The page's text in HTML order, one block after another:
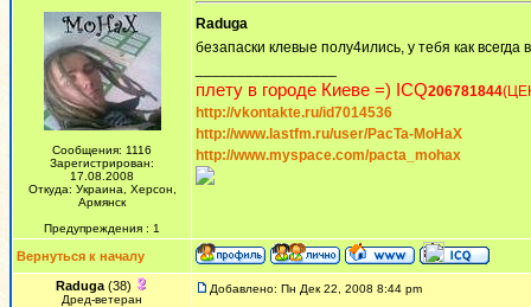
Сообщения: 1116
Зарегистрирован:
17.08.2008
Откуда: Украина, Херсон,
Армянск
Предупреждения : 1
Raduga
безапаски клевые полу4ились, у тебя как
плету в городе Киеве =) ICQ206781844
http://vkontakte.ru/id7014536
http://www.lastfm.ru/user/PacTa-MoHaX
http://www.myspace.com/pacta_mohax
Вернуться к началу
Raduga (38)
Дред-ветеран
Добавлено: Пн Дек 22, 2008 8:44 pm